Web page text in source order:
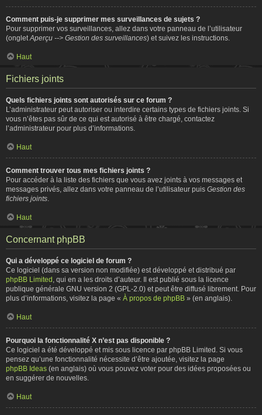
Comment puis-je supprimer mes surveillances de sujets ?
Pour supprimer vos surveillances, allez dans votre panneau de l’utilisateur
(onglet Aperçu --> Gestion des surveillances) et suivez les instructions.
Haut
Fichiers joints
Quels fichiers joints sont autorisés sur ce forum ?
L’administrateur peut autoriser ou interdire certains types de fichiers joints. Si
vous n’êtes pas sûr de ce qui est autorisé à être chargé, contactez
l’administrateur pour plus d’informations.
Haut
Comment trouver tous mes fichiers joints ?
Pour accéder à la liste des fichiers que vous avez joints à vos messages et
messages privés, allez dans votre panneau de l’utilisateur puis Gestion des
fichiers joints
Haut
Concernant phpBB
Qui a développé ce logiciel de forum ?
Ce logiciel (dans sa version non modifiée) est développé et distribué par
phpBB Limited , qui en a les droits d’auteur. Il est publié sous la licence
publique générale GNU version 2 (GPL-2.0) et peut être diffusé librement. Pour
plus d’informations, visitez la page « À propos de phpBB » (en anglais).
Haut
Pourquoi la fonctionnalité X n’est pas disponible ?
Ce logiciel a été développé et mis sous licence par phpBB Limited. Si vous
pensez qu’une fonctionnalité nécessite d’être ajoutée, visitez la page
phpBB Ideas (en anglais) où vous pouvez voter pour des idées proposées ou
en suggérer de nouvelles.
Haut